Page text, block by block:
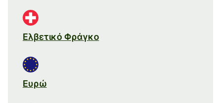
Ελβετικό Φράγκο
Ευρώ